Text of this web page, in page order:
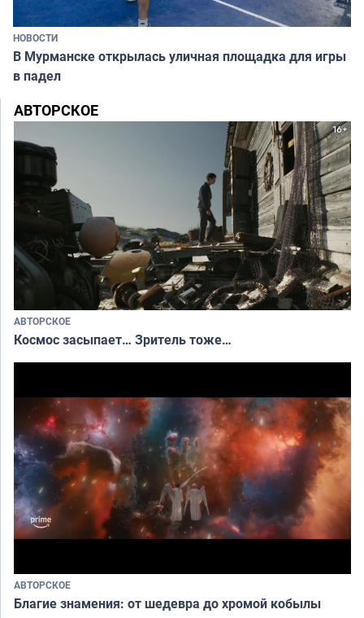
НОВОСТИ
В Мурманске открылась уличная площадка для игры
в падел
АВТОРСКОЕ
АВТОРСКОЕ
Космос засыпает… Зритель тоже…
АВТОРСКОЕ
Благие знамения: от шедевра до хромой кобылы